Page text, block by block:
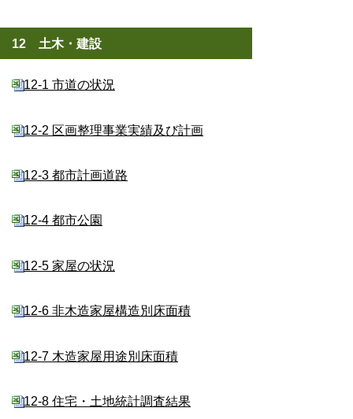
12 土木・建設
12-1 市道の状況
12-2 区画整理事業実績及び計画
12-3 都市計画道路
12-4 都市公園
12-5 家屋の状況
12-6 非木造家屋構造別床面積
12-7 木造家屋用途別床面積
12-8 住宅・土地統計調査結果